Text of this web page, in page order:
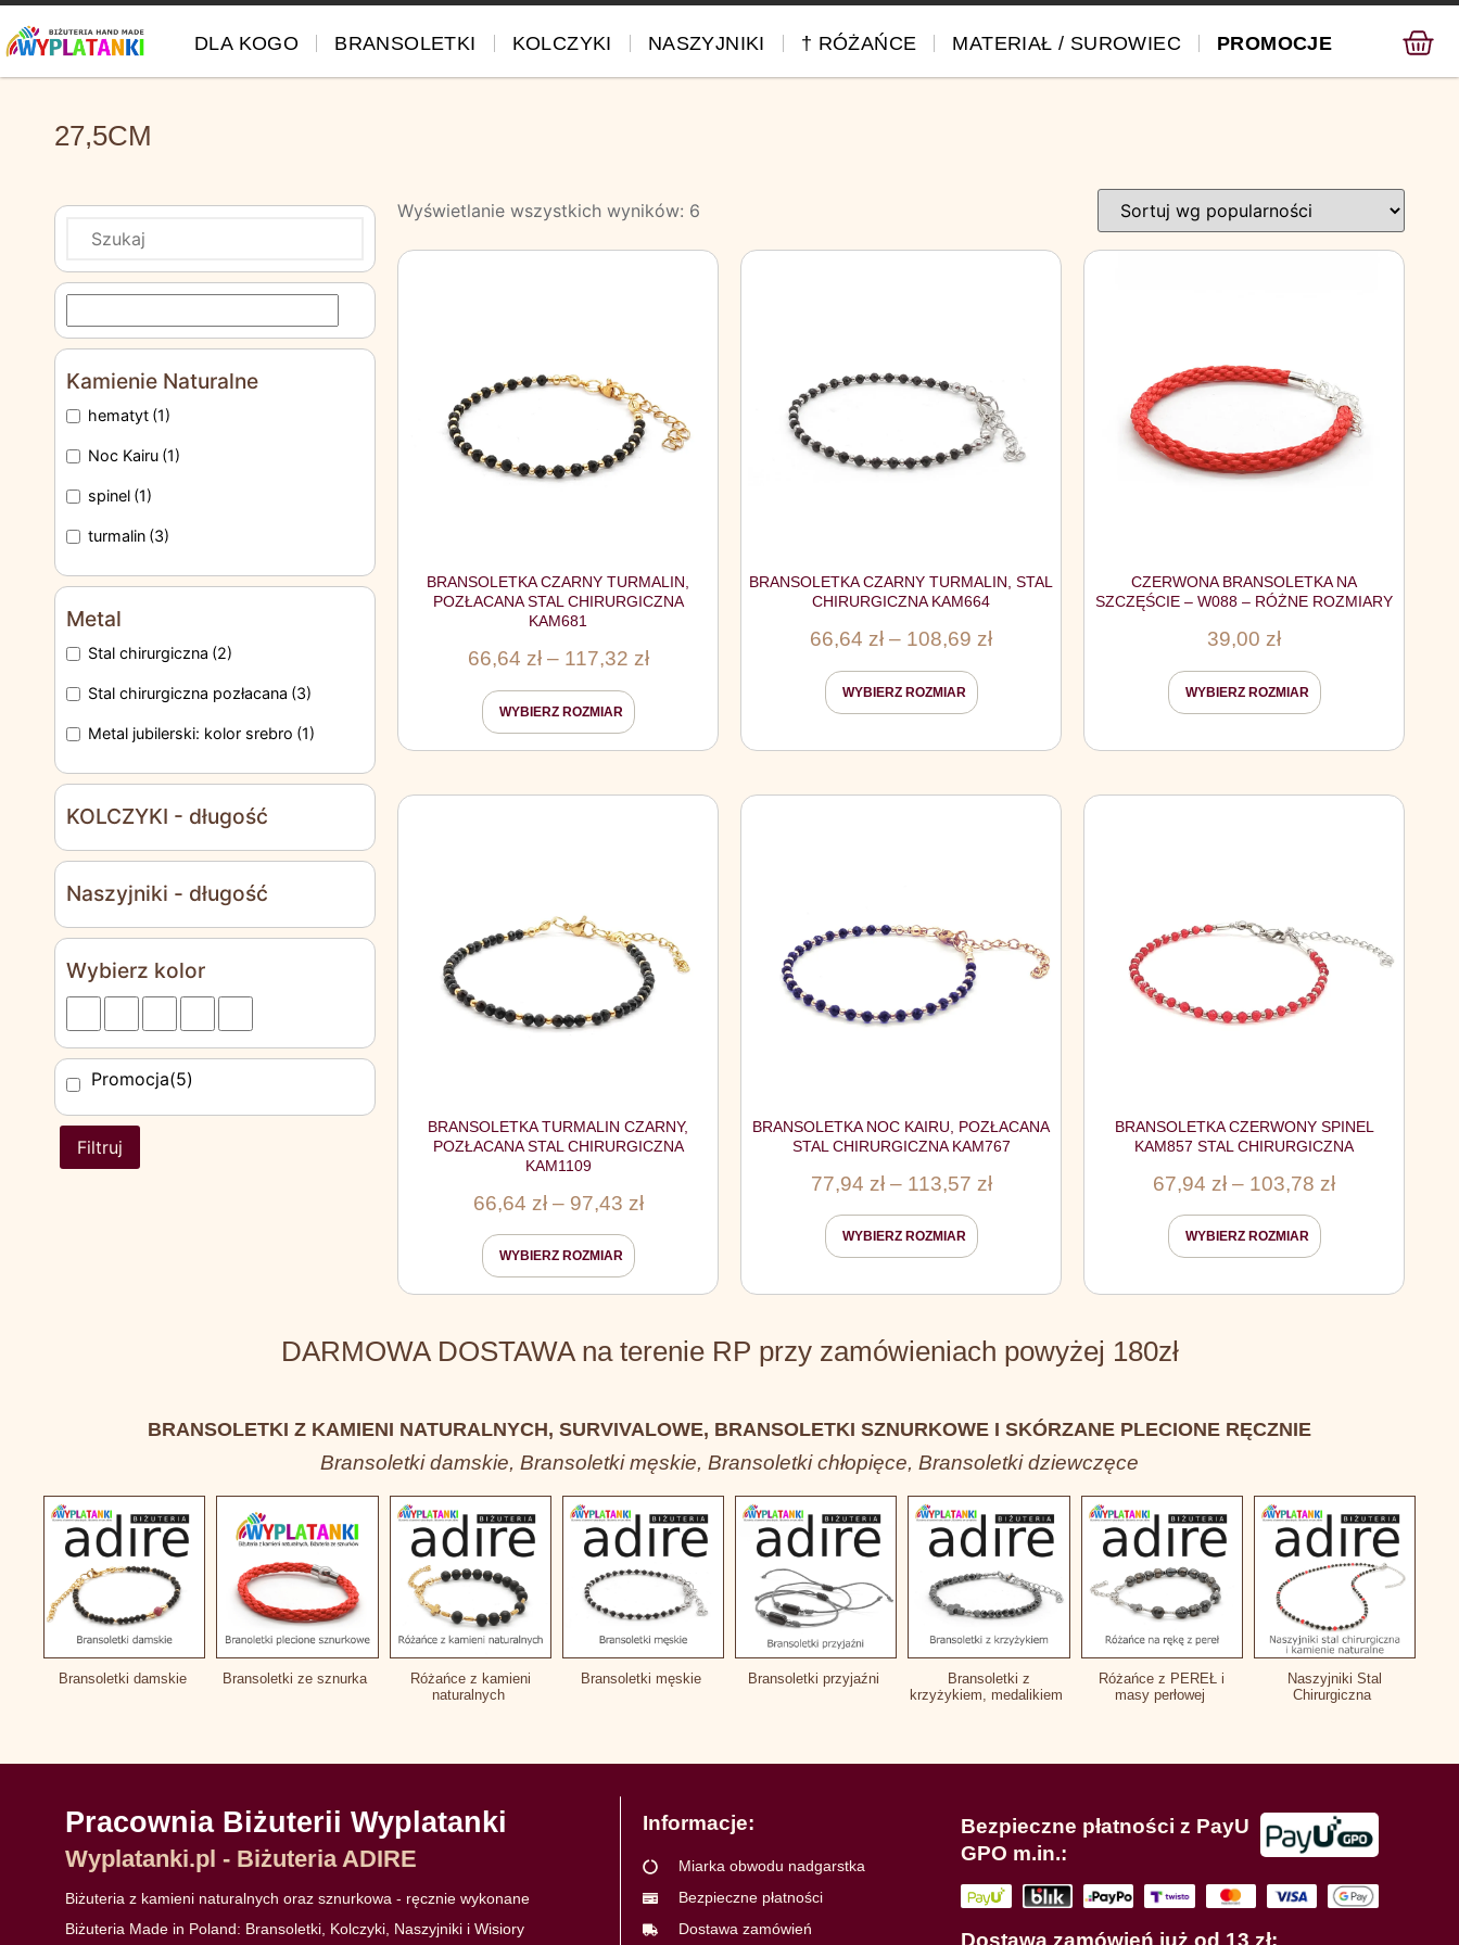
DLA KOGO BRANSOLETKI KOLCZYKI NASZYJNIKI † RÓŻAŃCE MATERIAŁ / SUROWIEC PROMOCJE
27,5CM
Kamienie Naturalne
hematyt (1)
Noc Kairu (1)
spinel (1)
turmalin (3)
Metal
Stal chirurgiczna (2)
Stal chirurgiczna pozłacana (3)
Metal jubilerski: kolor srebro (1)
KOLCZYKI - długość
Naszyjniki - długość
Wybierz kolor
Promocja(5)
Filtruj
Wyświetlanie wszystkich wyników: 6
BRANSOLETKA CZARNY TURMALIN,
POZŁACANA STAL CHIRURGICZNA
KAM681
66,64 zł – 117,32 zł
WYBIERZ ROZMIAR
BRANSOLETKA CZARNY TURMALIN, STAL
CHIRURGICZNA KAM664
66,64 zł – 108,69 zł
WYBIERZ ROZMIAR
CZERWONA BRANSOLETKA NA
SZCZĘŚCIE – W088 – RÓŻNE ROZMIARY
39,00 zł
WYBIERZ ROZMIAR
BRANSOLETKA TURMALIN CZARNY,
POZŁACANA STAL CHIRURGICZNA
KAM1109
66,64 zł – 97,43 zł
WYBIERZ ROZMIAR
BRANSOLETKA NOC KAIRU, POZŁACANA
STAL CHIRURGICZNA KAM767
77,94 zł – 113,57 zł
WYBIERZ ROZMIAR
BRANSOLETKA CZERWONY SPINEL
KAM857 STAL CHIRURGICZNA
67,94 zł – 103,78 zł
WYBIERZ ROZMIAR
DARMOWA DOSTAWA na terenie RP przy zamówieniach powyżej 180zł
BRANSOLETKI Z KAMIENI NATURALNYCH, SURVIVALOWE, BRANSOLETKI SZNURKOWE I SKÓRZANE PLECIONE RĘCZNIE
Bransoletki damskie, Bransoletki męskie, Bransoletki chłopięce, Bransoletki dziewczęce
Bransoletki damskie Bransoletki ze sznurka
Różańce z kamieni
naturalnych
Bransoletki męskie Bransoletki przyjaźni
Bransoletki z
krzyżykiem, medalikiem
Różańce z PEREŁ i
masy perłowej
Naszyjniki Stal
Chirurgiczna
Pracownia Biżuterii Wyplatanki
Wyplatanki.pl - Biżuteria ADIRE
Biżuteria z kamieni naturalnych oraz sznurkowa - ręcznie wykonane
Biżuteria Made in Poland: Bransoletki, Kolczyki, Naszyjniki i Wisiory
Informacje:
Miarka obwodu nadgarstka
Bezpieczne płatności
Dostawa zamówień
Bezpieczne płatności z PayU
GPO m.in.:
Dostawa zamówień już od 13 zł: